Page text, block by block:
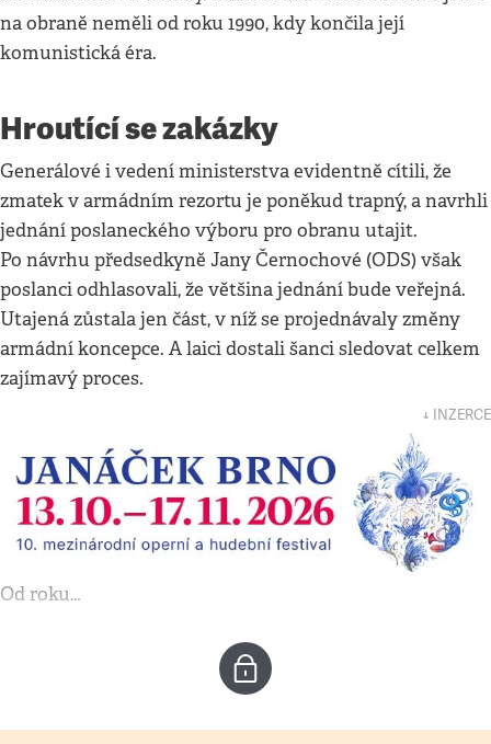
na obraně neměli od roku 1990, kdy končila její
komunistická éra.
Hroutící se zakázky
Generálové i vedení ministerstva evidentně cítili, že
zmatek v armádním rezortu je poněkud trapný, a navrhli
jednání poslaneckého výboru pro obranu utajit.
Po návrhu předsedkyně Jany Černochové (ODS) však
poslanci odhlasovali, že většina jednání bude veřejná.
Utajená zůstala jen část, v níž se projednávaly změny
armádní koncepce. A laici dostali šanci sledovat celkem
zajímavý proces.
↓ INZERCE
Od roku…